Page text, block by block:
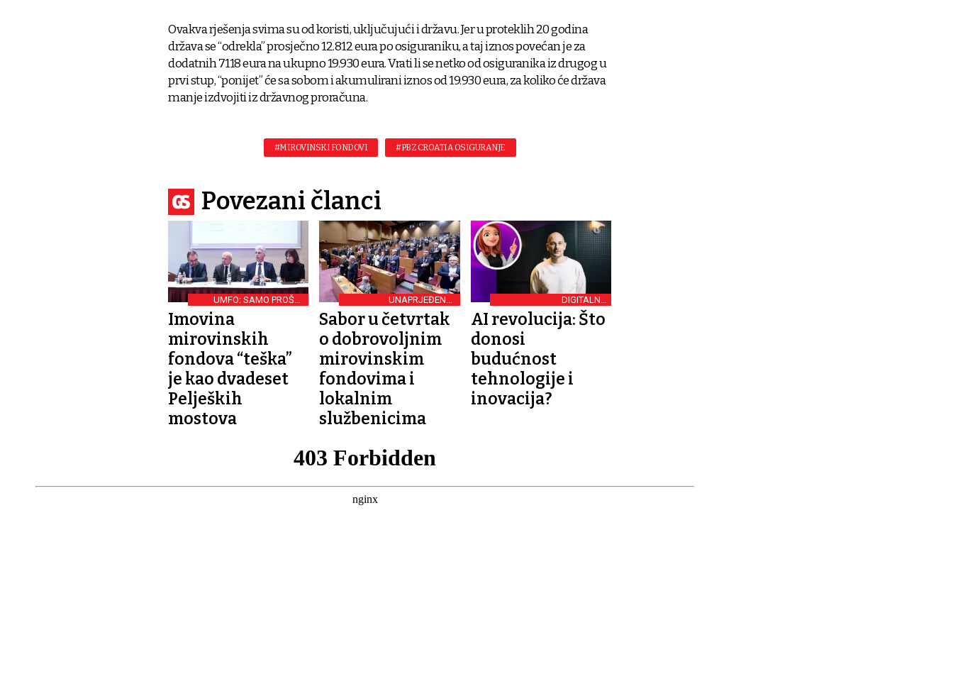
Ovakva rješenja svima su od koristi, uključujući i državu. Jer u proteklih 20 godina
država se “odrekla” prosječno 12.812 eura po osiguraniku, a taj iznos povećan je za
dodatnih 7118 eura na ukupno 19.930 eura. Vrati li se netko od osiguranika iz drugog u
prvi stup, “ponijet” će sa sobom i akumulirani iznos od 19.930 eura, za koliko će država
manje izdvojiti iz državnog proračuna.
#MIROVINSKI FONDOVI #PBZ CROATIA OSIGURANJE
Povezani članci
UMFO: SAMO PROŠLE
GODINE ZARADILI SU TRI
Imovina
mirovinskih
fondova “teška”
je kao dvadeset
Peljeških
mostova
UNAPRJEĐENJE
OSIGURANJA
Sabor u četvrtak
o dobrovoljnim
mirovinskim
fondovima i
lokalnim
službenicima
DIGITALNA
TRANSFORMACIJA
AI revolucija: Što
donosi
budućnost
tehnologije i
inovacija?